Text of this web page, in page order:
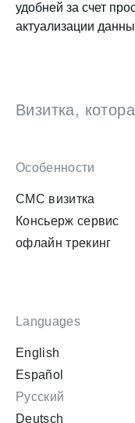
удобней за счет
актуализации
Визитка,
Особенности
СМС визитка
Консьерж сервис
офлайн трекинг
Languages
English
Español
Русский
Deutsch